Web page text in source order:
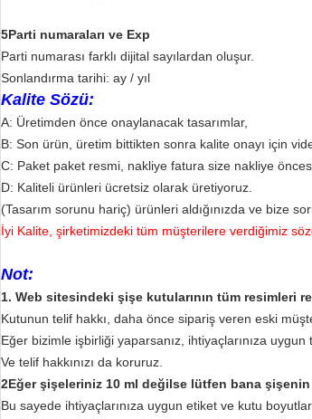
5Parti numaraları ve Exp
Parti numarası farklı dijital sayılardan oluşur.
Sonlandırma tarihi: ay / yıl
Kalite Sözü:
A: Üretimden önce onaylanacak tasarımlar,
B: Son ürün, üretim bittikten sonra kalite onayı için
C: Paket paket resmi, nakliye fatura size nakliye
D: Kaliteli ürünleri ücretsiz olarak üretiyoruz.
(Tasarım sorunu hariç) ürünleri aldığınızda ve bize
İyi Kalite, şirketimizdeki tüm müşterilere verdiğimiz
Not:
1. Web sitesindeki şişe kutularının tüm resimleri
Kutunun telif hakkı, daha önce sipariş veren eski
Eğer bizimle işbirliği yaparsanız, ihtiyaçlarınıza uygun
Ve telif hakkınızı da koruruz.
2Eğer şişeleriniz 10 ml değilse lütfen bana şişenin
Bu sayede ihtiyaçlarınıza uygun etiket ve kutu